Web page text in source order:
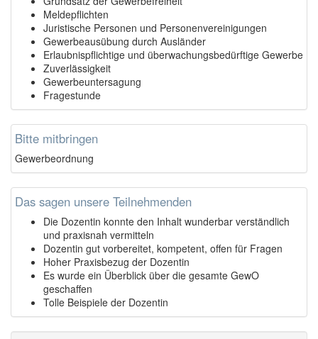
Meldepflichten
Juristische Personen und Personenvereinigungen
Gewerbeausübung durch Ausländer
Erlaubnispflichtige und überwachungsbedürftige Gewerbe
Zuverlässigkeit
Gewerbeuntersagung
Fragestunde
Bitte mitbringen
Gewerbeordnung
Das sagen unsere Teilnehmenden
Die Dozentin konnte den Inhalt wunderbar verständlich
und praxisnah vermitteln
Dozentin gut vorbereitet, kompetent, offen für Fragen
Hoher Praxisbezug der Dozentin
Es wurde ein Überblick über die gesamte GewO
geschaffen
Tolle Beispiele der Dozentin